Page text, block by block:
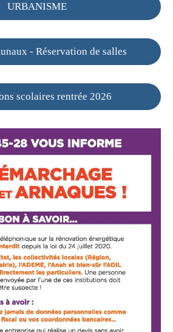
URBANISME
- Réservation de salles
scolaires rentrée 2026